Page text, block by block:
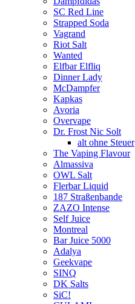
SC Red Line
Strapped Soda
Vagrand
Riot Salt
Wanted
Elfbar Elfliq
Dinner Lady
McDampfer
Kapkas
Avoria
Overvape
Dr. Frost Nic Solt
alt ohne Steuer
The Vaping Flavour
Almassiva
OWL Salt
Flerbar Liquid
187 Straßenbande
ZAZO Intense
Self Juice
Montreal
Bar Juice 5000
Adalya
Geekvape
SINQ
DK Salts
SiC!